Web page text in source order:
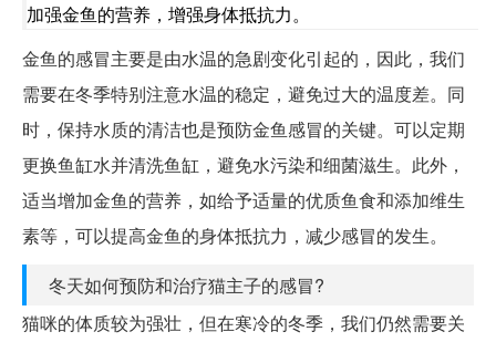
加强金鱼的营养，增强身体抵抗力。
金鱼的感冒主要是由水温的急剧变化引起的，因此，我们
需要在冬季特别注意水温的稳定，避免过大的温度差。同
时，保持水质的清洁也是预防金鱼感冒的关键。可以定期
更换鱼缸水并清洗鱼缸，避免水污染和细菌滋生。此外，
适当增加金鱼的营养，如给予适量的优质鱼食和添加维生
素等，可以提高金鱼的身体抵抗力，减少感冒的发生。
冬天如何预防和治疗猫主子的感冒?
猫咪的体质较为强壮，但在寒冷的冬季，我们仍然需要关